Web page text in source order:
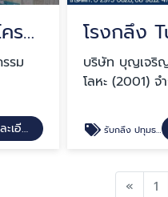
รับเหมาติดตั้งโครงสร้างหลังคาสะพานลอย
รม
ดูรายละเอียด
บริษัท บุญเจริ
โลหะ (2001) จ
รับกลึง ปทุมธานี
« 1